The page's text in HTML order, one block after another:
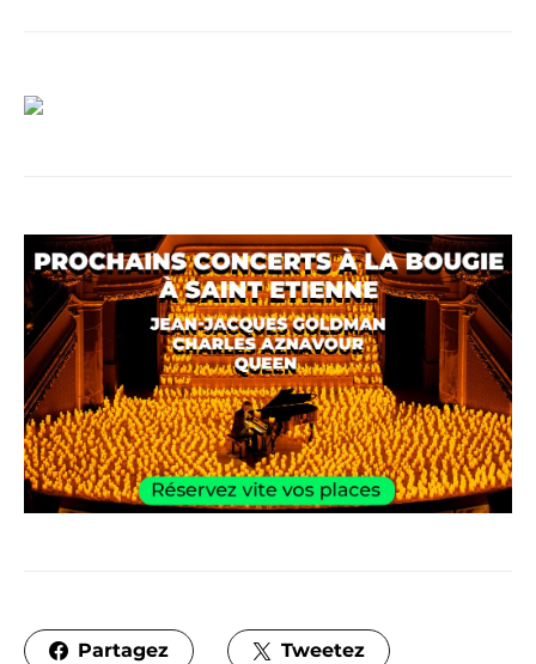
Partagez Tweetez